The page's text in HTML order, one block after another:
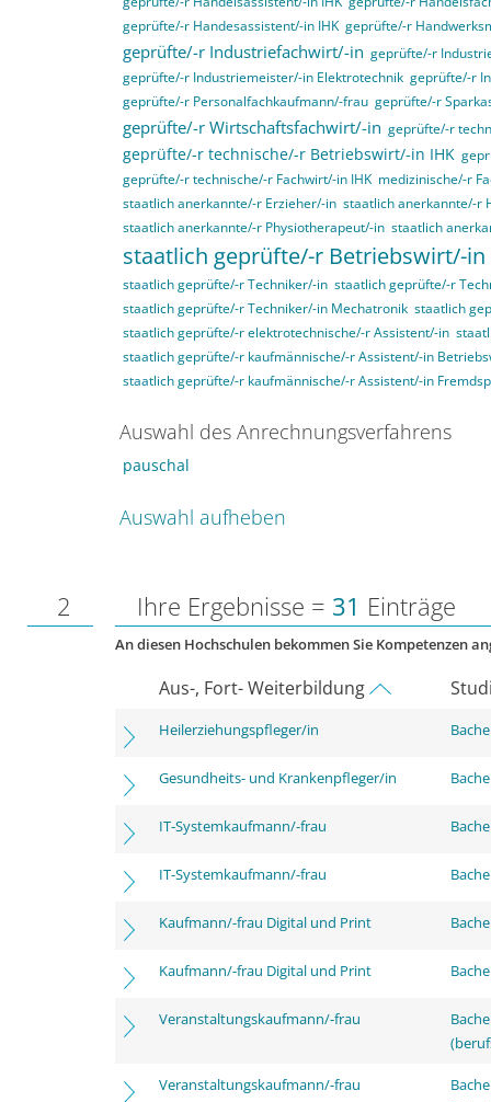
geprüfte/-r Handesassistent/-in IHK geprüfte/-r
geprüfte/-r Industriefachwirt/-in geprüfte/-r
geprüfte/-r Industriemeister/-in Elektrotechnik geprüfte/-r
geprüfte/-r Personalfachkaufmann/-frau geprüfte/-r
geprüfte/-r Wirtschaftsfachwirt/-in geprüfte/-r
geprüfte/-r technische/-r Betriebswirt/-in IHK
geprüfte/-r technische/-r Fachwirt/-in IHK medizinische/-r
staatlich anerkannte/-r Erzieher/-in staatlich anerkannte/-r
staatlich anerkannte/-r Physiotherapeut/-in staatlich
staatlich geprüfte/-r Betriebswirt/-in
staatlich geprüfte/-r Techniker/-in staatlich geprüfte/-r
staatlich geprüfte/-r Techniker/-in Mechatronik staatlich
staatlich geprüfte/-r elektrotechnische/-r Assistent/-in
staatlich geprüfte/-r kaufmännische/-r Assistent/-in
staatlich geprüfte/-r kaufmännische/-r Assistent/-in
Auswahl des Anrechnungsverfahrens
pauschal
Auswahl aufheben
2 Ihre Ergebnisse = 31 Einträge
An diesen Hochschulen bekommen Sie Kompetenzen
Aus-, Fort- Weiterbildung
Heilerziehungspfleger/in
Gesundheits- und Krankenpfleger/in
IT-Systemkaufmann/-frau
IT-Systemkaufmann/-frau
Kaufmann/-frau Digital und Print
Kaufmann/-frau Digital und Print
Veranstaltungskaufmann/-frau
Veranstaltungskaufmann/-frau